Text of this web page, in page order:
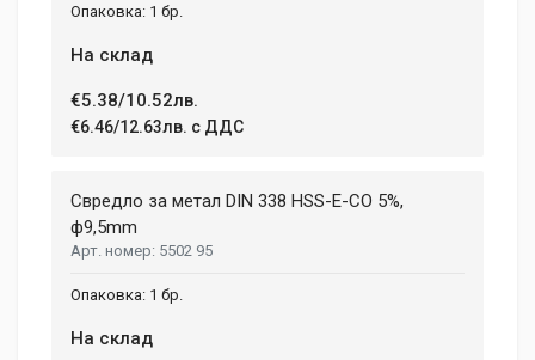
1 бр.
На склад
€5.38/10.52лв.
€6.46/12.63лв. с ДДС
Свредло за метал DIN 338 HSS-E-CO 5%,
ф9,5mm
5502 95
1 бр.
На склад